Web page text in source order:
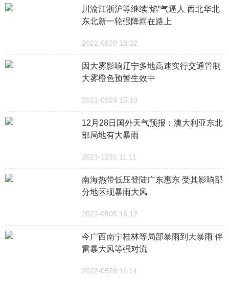
川渝江浙沪等继续“焰”气逼人 西北华北
东北新一轮强降雨在路上
2022-0820 18:22
因大雾影响辽宁多地高速实行交通管制
大雾橙色预警生效中
2021-0929 15:10
12月28日国外天气预报：澳大利亚东北
部局地有大暴雨
2021-1231 11:11
南海热带低压登陆广东惠东 受其影响部
分地区现暴雨大风
2022-0805 16:12
今广西南宁桂林等局部暴雨到大暴雨 伴
雷暴大风等强对流
2022-0528 11:14